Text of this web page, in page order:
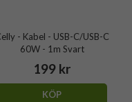
- Kabel - USB-C/USB-C
60W - 1m Svart
199 kr
KÖP